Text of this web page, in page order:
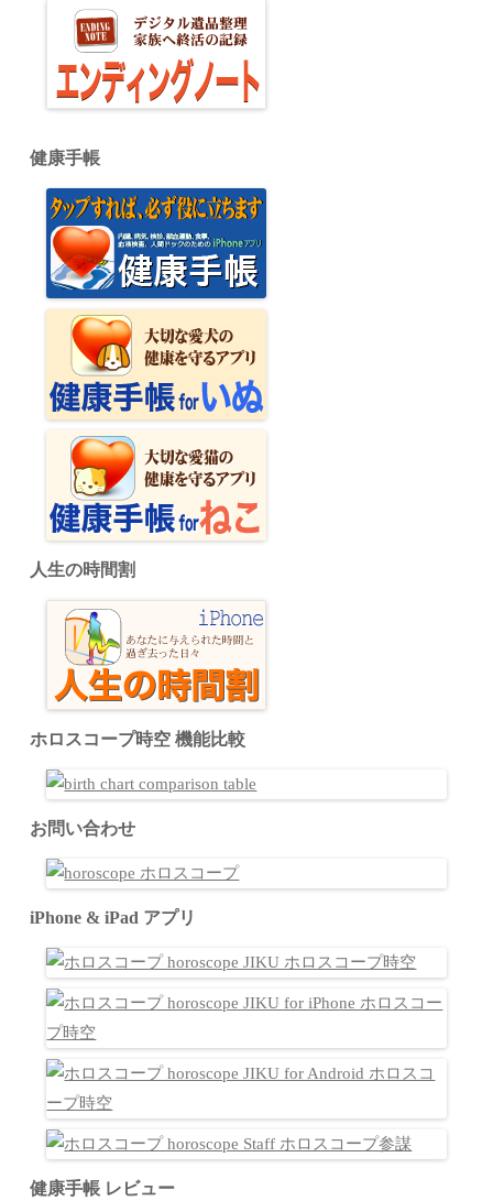
健康手帳
人生の時間割
ホロスコープ時空 機能比較
お問い合わせ
iPhone & iPad アプリ
健康手帳 レビュー